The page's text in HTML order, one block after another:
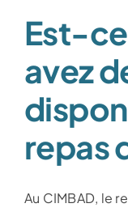
Est-
avez
repas
Au CIMBAD, le